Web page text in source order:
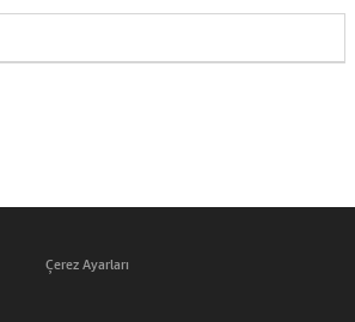
Çerez Ayarları